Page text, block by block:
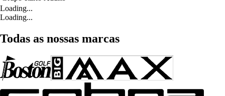
Loading...
Loading...
Todas as nossas marcas